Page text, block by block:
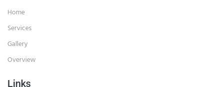
Home
Services
Gallery
Overview
Links